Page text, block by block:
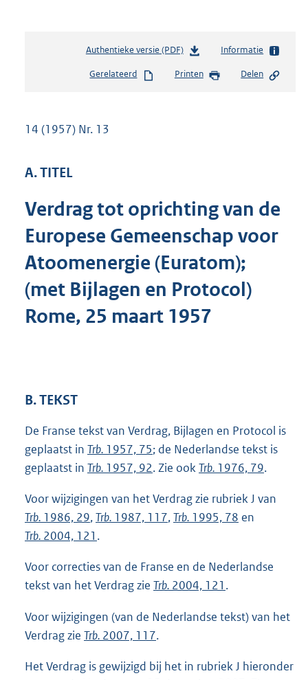
Authentieke versie (PDF)b
s
o
t
6
K
b
Informatie
Gerelateerd Printen Delen
14 (1957) Nr. 13
A. TITEL
Verdrag tot oprichting van de
Europese Gemeenschap voor
Atoomenergie (Euratom);
(met Bijlagen en Protocol)
Rome, 25 maart 1957
B. TEKST
De Franse tekst van Verdrag, Bijlagen en Protocol is
geplaatst in Trb. 1957, 75; de Nederlandse tekst is
geplaatst in Trb. 1957, 92. Zie ookTrb. 1976, 79.
Voor wijzigingen van het Verdrag zie rubriek J van
Trb. 1986, 29,Trb. 1987, 117,Trb. 1995, 78 en
Trb. 2004, 121 .
Voor correcties van de Franse en de Nederlandse
tekst van het Verdrag zie Trb. 2004, 121 .
Voor wijzigingen (van de Nederlandse tekst) van het
Verdrag zie Trb. 2007, 117.
Het Verdrag is gewijzigd bij het in rubriek J hieronder